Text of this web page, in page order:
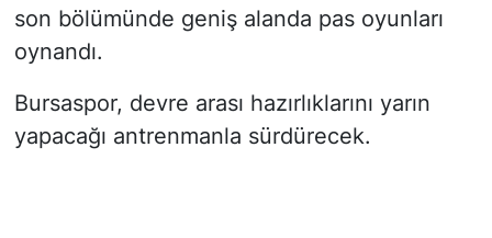
son bölümünde geniş alanda pas oyunları
oynandı.
Bursaspor, devre arası hazırlıklarını yarın
yapacağı antrenmanla sürdürecek.